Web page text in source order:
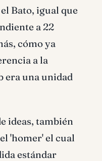
Bato, igual que
a 22
cómo ya
a la
era una unidad
ideas, también
'homer' el cual
estándar